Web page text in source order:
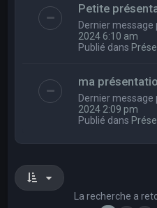
Petite
Dernier message
2024 6:10 am
Publié dans
ma
Dernier message
2024 2:09 pm
Publié dans
La recherche a